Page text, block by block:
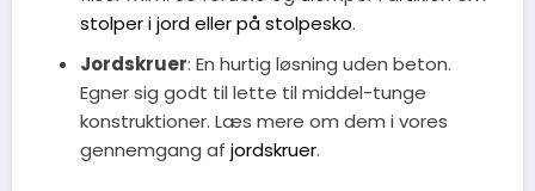
stolper i jord eller på stolpesko.
Jordskruer: En hurtig løsning uden beton.
Egner sig godt til lette til middel-tunge
konstruktioner. Læs mere om dem i vores
gennemgang af jordskruer.